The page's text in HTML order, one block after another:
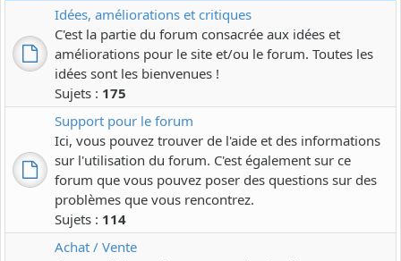
Idées, améliorations et critiques
C'est la partie du forum consacrée aux idées et
améliorations pour le site et/ou le forum. Toutes les
idées sont les bienvenues !
Sujets : 175
Support pour le forum
Ici, vous pouvez trouver de l'aide et des informations
sur l'utilisation du forum. C'est également sur ce
forum que vous pouvez poser des questions sur des
problèmes que vous rencontrez.
Sujets : 114
Achat / Vente